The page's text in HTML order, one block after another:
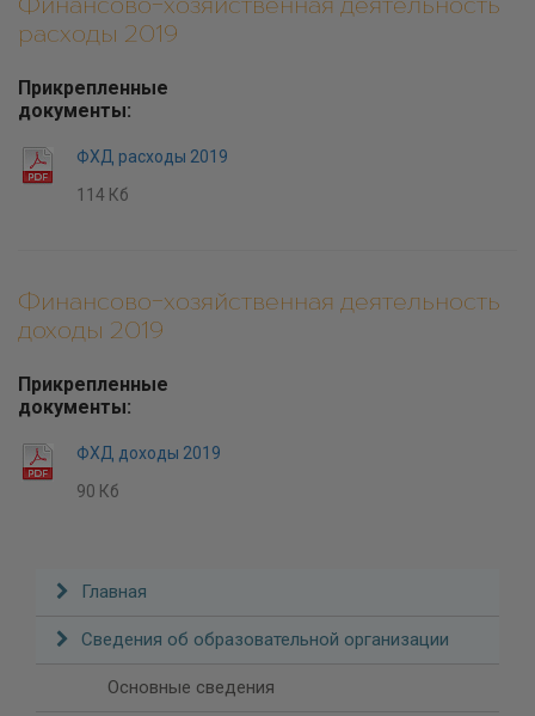
расходы 2019
Прикрепленные
документы:
ФХД расходы 2019
114 Кб
Финансово-хозяйственная деятельность
доходы 2019
Прикрепленные
документы:
ФХД доходы 2019
90 Кб
Главная
Сведения об образовательной организации
Основные сведения